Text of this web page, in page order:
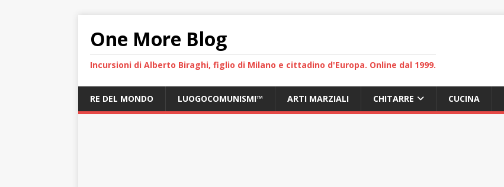
One More Blog
Incursioni di Alberto Biraghi, figlio di Milano e cittadino d'Europa. Online dal 1999.
RE DEL MONDO LUOGOCOMUNISMI™ ARTI MARZIALI CHITARRE CUCINA